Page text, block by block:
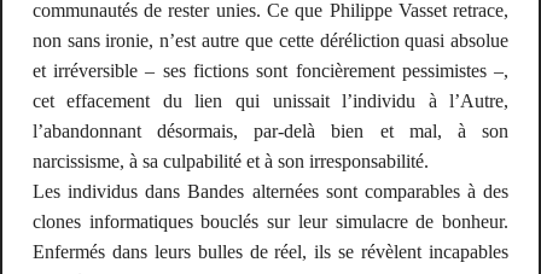
communautés de rester unies. Ce que Philippe Vasset retrace,
non sans ironie, n’est autre que cette déréliction quasi absolue
et irréversible – ses fictions sont foncièrement pessimistes –,
cet effacement du lien qui unissait l’individu à l’Autre,
l’abandonnant désormais, par-delà bien et mal, à son
narcissisme, à sa culpabilité et à son irresponsabilité.
Les individus dansBandes alternéessont comparables à des
clones informatiques bouclés sur leur simulacre de bonheur.
Enfermés dans leurs bulles de réel, ils se révèlent incapables